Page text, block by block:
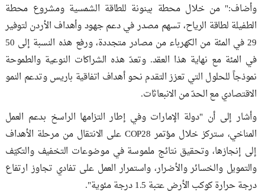
وأضاف:" من خلال محطة بينونة للطاقة الشمسية ومشروع محطة
الطفيلة لطاقة الرياح، تسهم مصدر في دعم جهود وأهداف الأردن لتوفير
29 في المئة من الكهرباء من مصادر متجددة، ورفع هذه النسبة إلى 50
في المئة مع نهاية هذا العقد. وتعدّ هذه الشراكات النوعية والطموحة
نموذجاً للحلول التي تعزز التقدم نحو أهداف اتفاقية باريس وتدعم النمو
الاقتصادي مع الحدّ من الانبعاثات.
وأشار إلى أن "دولة الإمارات وفي إطار التزامها الراسخ بدعم العمل
المناخي، ستركز خلال مؤتمر COP28 على الانتقال من مرحلة الأهداف
إلى إنجازها، وتحقيق نتائج ملموسة في موضوعات التخفيف والتكيّف
والتمويل والخسائر والأضرار، واستمرار العمل على تفادي تجاوز ارتفاع
درجة حرارة كوكب الأرض عتبة 1.5 درجة مئوية".